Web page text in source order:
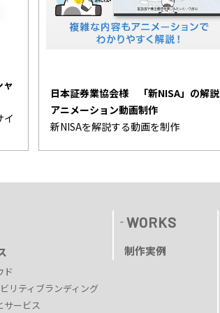
ャ
イ
日本証券業協会様 「新NISA」の解説
アニメーション動画制作
新NISAを解説する動画を制作
ド
リティブランディング
サービス
WORKS
制作実例